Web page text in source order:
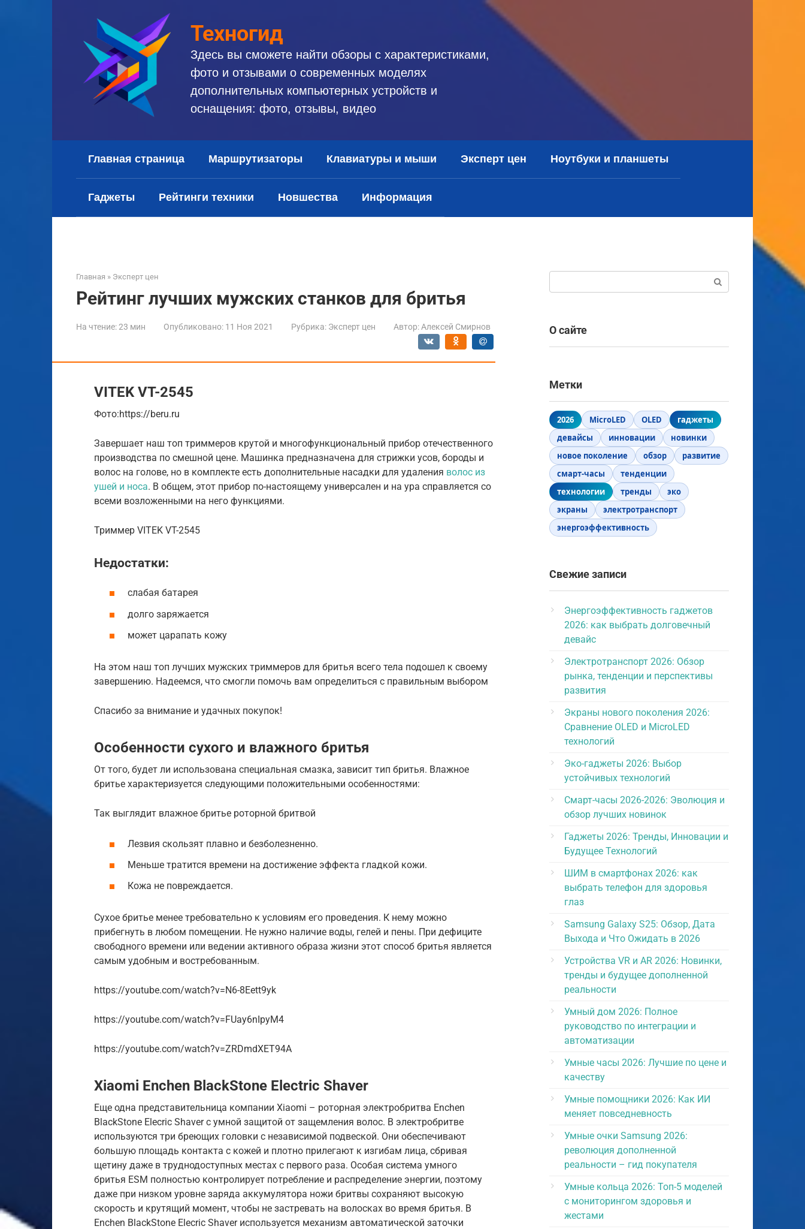
Техногид
Здесь вы сможете найти обзоры с характеристиками,
фото и отзывами о современных моделях
дополнительных компьютерных устройств и
оснащения: фото, отзывы, видео
Главная страница Маршрутизаторы Клавиатуры и мыши Эксперт цен Ноутбуки и планшеты
Гаджеты Рейтинги техники Новшества Информация
Главная » Эксперт цен
Рейтинг лучших мужских станков для бритья
На чтение:23 мин Опубликовано: 11 Ноя 2021 Рубрика: Эксперт цен Автор: Алексей Смирнов
VITEK VT-2545
​Фото:https://beru.ru
Завершает наш топ триммеров крутой и многофункциональный прибор отечественного
производства по смешной цене. Машинка предназначена для стрижки усов, бороды и
волос на голове, но в комплекте есть дополнительные насадки для удаления волос из
ушей и носа. В общем, этот прибор по-настоящему универсален и на ура справляется со
всеми возложенными на него функциями.
Триммер VITEK VT-2545
Недостатки:
слабая батарея
долго заряжается
может царапать кожу
На этом наш топ лучших мужских триммеров для бритья всего тела подошел к своему
завершению. Надеемся, что смогли помочь вам определиться с правильным выбором
Спасибо за внимание и удачных покупок!
Особенности сухого и влажного бритья
От того, будет ли использована специальная смазка, зависит тип бритья. Влажное
бритье характеризуется следующими положительными особенностями:
Так выглядит влажное бритье роторной бритвой
Лезвия скользят плавно и безболезненно.
Меньше тратится времени на достижение эффекта гладкой кожи.
Кожа не повреждается.
Сухое бритье менее требовательно к условиям его проведения. К нему можно
прибегнуть в любом помещении. Не нужно наличие воды, гелей и пены. При дефиците
свободного времени или ведении активного образа жизни этот способ бритья является
самым удобным и востребованным.
https://youtube.com/watch?v=N6-8Eett9yk
https://youtube.com/watch?v=FUay6nIpyM4
https://youtube.com/watch?v=ZRDmdXET94A
Xiaomi Enchen BlackStone Electric Shaver
Еще одна представительница компании Xiaomi – роторная электробритва Enchen
BlackStone Elecric Shaver с умной защитой от защемления волос. В электробритве
используются три бреющих головки с независимой подвеской. Они обеспечивают
большую площадь контакта с кожей и плотно прилегают к изгибам лица, сбривая
щетину даже в труднодоступных местах с первого раза. Особая система умного
бритья ESM полностью контролирует потребление и распределение энергии, поэтому
даже при низком уровне заряда аккумулятора ножи бритвы сохраняют высокую
скорость и крутящий момент, чтобы не застревать на волосках во время бритья. В
Enchen BlackStone Elecric Shaver используется механизм автоматической заточки
О сайте
Метки
2026 MicroLED OLED
гаджеты
девайсы
инновации
новинки
новое поколение
обзор
развитие
смарт-часы
тенденции
технологии
тренды
эко
экраны
электротранспорт
энергоэффективность
Свежие записи
Энергоэффективность гаджетов
2026: как выбрать долговечный
девайс
Электротранспорт 2026: Обзор
рынка, тенденции и перспективы
развития
Экраны нового поколения 2026:
Сравнение OLED и MicroLED
технологий
Эко-гаджеты 2026: Выбор
устойчивых технологий
Смарт-часы 2026-2026: Эволюция и
обзор лучших новинок
Гаджеты 2026: Тренды, Инновации и
Будущее Технологий
ШИМ в смартфонах 2026: как
выбрать телефон для здоровья
глаз
Samsung Galaxy S25: Обзор, Дата
Выхода и Что Ожидать в 2026
Устройства VR и AR 2026: Новинки,
тренды и будущее дополненной
реальности
Умный дом 2026: Полное
руководство по интеграции и
автоматизации
Умные часы 2026: Лучшие по цене и
качеству
Умные помощники 2026: Как ИИ
меняет повседневность
Умные очки Samsung 2026:
революция дополненной
реальности – гид покупателя
Умные кольца 2026: Топ-5 моделей
с мониторингом здоровья и
жестами